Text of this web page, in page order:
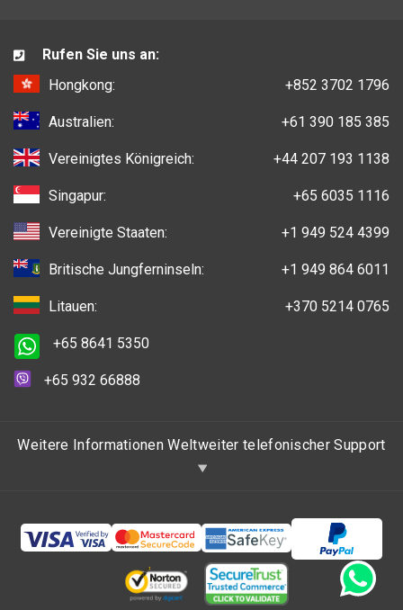
Rufen Sie uns an:
Hongkong:
+852 3702 1796
Australien: +61 390 185 385
Vereinigtes Königreich: +44 207 193 1138
Singapur: +65 6035 1116
Vereinigte Staaten: +1 949 524 4399
Britische Jungferninseln: +1 949 864 6011
Litauen: +370 5214 0765
+65 8641 5350
+65 932 66888
Weitere Informationen Weltweiter telefonischer Support